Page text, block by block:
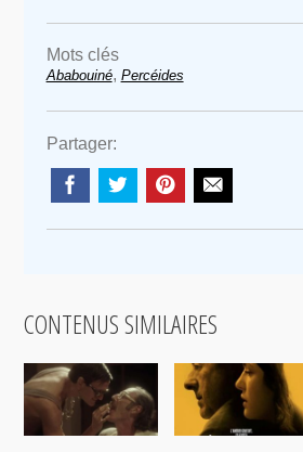
Mots clés
Ababouiné, Percéides
Partager:
CONTENUS SIMILAIRES